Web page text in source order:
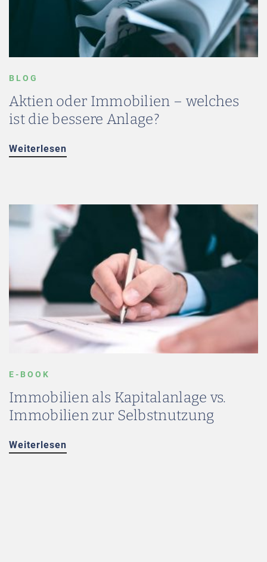
BLOG
Aktien oder Immobilien – welches
ist die bessere Anlage?
Weiterlesen
E-BOOK
Immobilien als Kapitalanlage vs.
Immobilien zur Selbstnutzung
Weiterlesen